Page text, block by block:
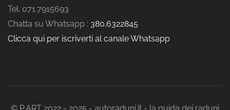
Tel. 071.7915693
Chatta su Whatsapp : 380.6322845
Clicca qui per iscriverti al canale Whatsapp